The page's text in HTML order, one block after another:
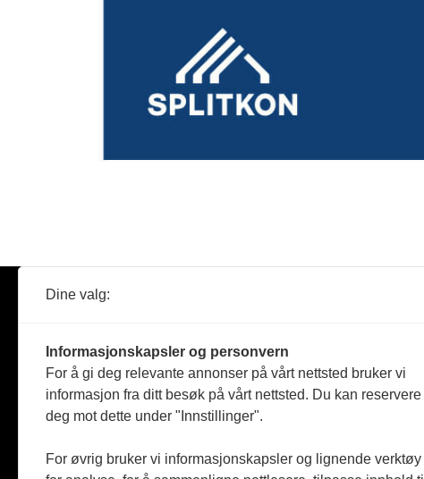
Reportasje
Produkter
Jobbmarked
Dine valg:
Informasjonskapsler og personvern
For å gi deg relevante annonser på vårt nettsted bruker vi
informasjon fra ditt besøk på vårt nettsted. Du kan reservere
deg mot dette under "Innstillinger".
For øvrig bruker vi informasjonskapsler og lignende verktøy